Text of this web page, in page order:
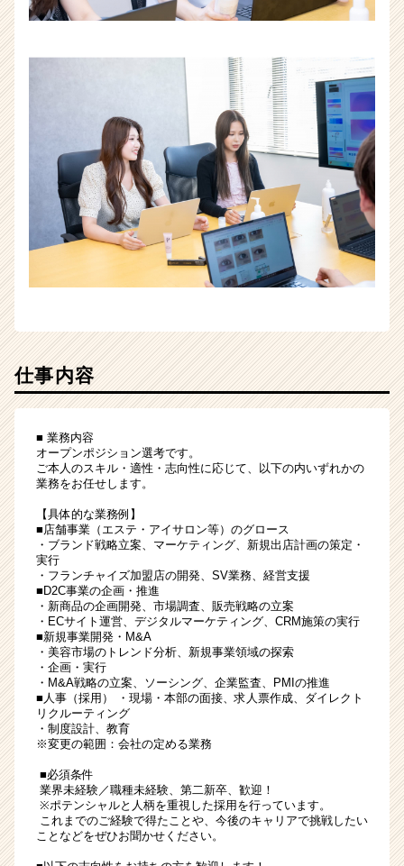
仕事内容
■ 業務内容
オープンポジション選考です。
ご本人のスキル・適性・志向性に応じて、以下の内いずれかの
業務をお任せします。
【具体的な業務例】
■店舗事業（エステ・アイサロン等）のグロース
・ブランド戦略立案、マーケティング、新規出店計画の策定・
実行
・フランチャイズ加盟店の開発、SV業務、経営支援
■D2C事業の企画・推進
・新商品の企画開発、市場調査、販売戦略の立案
・ECサイト運営、デジタルマーケティング、CRM施策の実行
■新規事業開発・M&A
・美容市場のトレンド分析、新規事業領域の探索
・企画・実行
・M&A戦略の立案、ソーシング、企業監査、PMIの推進
■人事（採用） ・現場・本部の面接、求人票作成、ダイレクト
リクルーティング
・制度設計、教育
※変更の範囲：会社の定める業務
■必須条件
業界未経験／職種未経験、第二新卒、歓迎！
※ポテンシャルと人柄を重視した採用を行っています。
これまでのご経験で得たことや、今後のキャリアで挑戦したい
ことなどをぜひお聞かせください。